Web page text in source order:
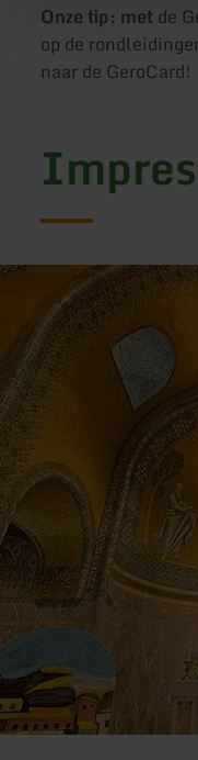
Onze tip: metde
op de
naar de GeroCard!